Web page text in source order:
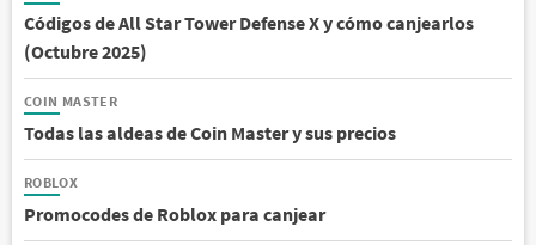
Códigos de All Star Tower Defense X y cómo canjearlos
(Octubre 2025)
COIN MASTER
Todas las aldeas de Coin Master y sus precios
ROBLOX
Promocodes de Roblox para canjear